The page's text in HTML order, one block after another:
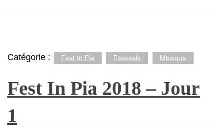
Catégorie : Fest In Pia Festivals Musique
Fest In Pia 2018 – Jour
1